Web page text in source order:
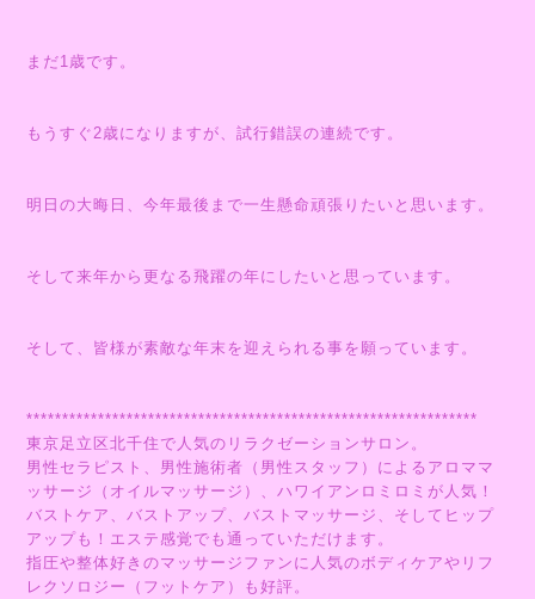
まだ1歳です。
もうすぐ2歳になりますが、試行錯誤の連続です。
明日の大晦日、今年最後まで一生懸命頑張りたいと思います。
そして来年から更なる飛躍の年にしたいと思っています。
そして、皆様が素敵な年末を迎えられる事を願っています。
***************************************************************
東京足立区北千住で人気のリラクゼーションサロン。
男性セラピスト、男性施術者（男性スタッフ）によるアロママ
ッサージ（オイルマッサージ）、ハワイアンロミロミが人気！
バストケア、バストアップ、バストマッサージ、そしてヒップ
アップも！エステ感覚でも通っていただけます。
指圧や整体好きのマッサージファンに人気のボディケアやリフ
レクソロジー（フットケア）も好評。